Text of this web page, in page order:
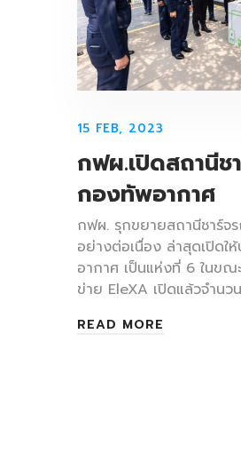
15 FEB, 2023
กฟผ.​เปิดสถานีช
กองทัพอากาศ​
กฟผ. รุกขยายสถานีชาร์จ
อย่างต่อเนื่อง​ ล่าสุดเปิดใ
อากาศ เป็นแห่งที่ 6 ในขณ
ข่าย EleXA เปิดแล้วจำนว
READ MORE